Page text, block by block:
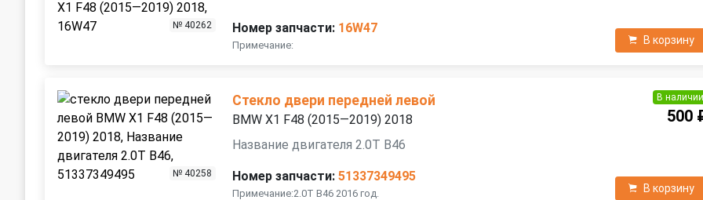
№ 40262 Номер запчасти: 16W47
Примечание: В корзину
№ 40258
Стекло двери передней левой
BMW X1 F48 (2015—2019) 2018
Название двигателя 2.0T B46
Номер запчасти: 51337349495
Примечание:2.0T B46 2016 год.
В наличии
500
В корзину